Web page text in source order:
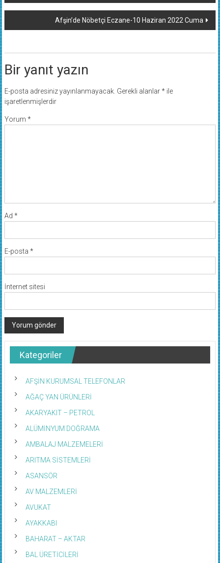
dolaşımı
Afşin’de Nöbetçi Eczane-10 Haziran 2022 Cuma
Bir yanıt yazın
E-posta adresiniz yayınlanmayacak. Gerekli alanlar*ile
işaretlenmişlerdir
Yorum *
Ad *
E-posta *
İnternet sitesi
Kategoriler
AFŞİN KURUMSAL TELEFONLAR
AĞAÇ YAN ÜRÜNLERİ
AKARYAKIT – PETROL
ALÜMİNYUM DOĞRAMA
AMBALAJ MALZEMELERİ
ARITMA SİSTEMLERİ
ASANSÖR
AV MALZEMLERİ
AVUKAT
AYAKKABI
BAHARAT – AKTAR
BAL ÜRETİCİLERİ